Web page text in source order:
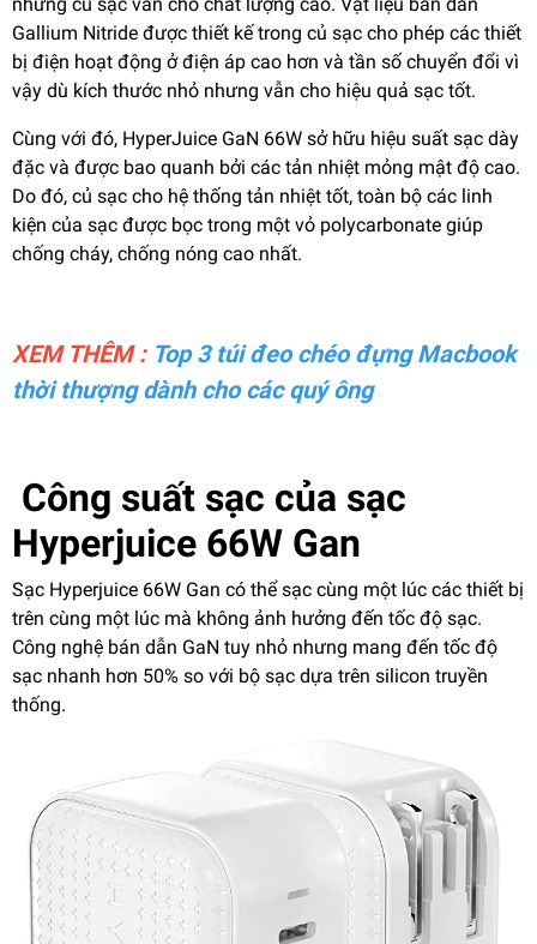
Gallium Nitride được thiết kế trong củ sạc cho phép các thiết
bị điện hoạt động ở điện áp cao hơn và tần số chuyển đổi vì
vậy dù kích thước nhỏ nhưng vẫn cho hiệu quả sạc tốt.
Cùng với đó, HyperJuice GaN 66W sở hữu hiệu suất sạc dày
đặc và được bao quanh bởi các tản nhiệt mỏng mật độ cao.
Do đó, củ sạc cho hệ thống tản nhiệt tốt, toàn bộ các linh
kiện của sạc được bọc trong một vỏ polycarbonate giúp
chống cháy, chống nóng cao nhất.
XEM THÊM : Top 3 túi đeo chéo đựng Macbook
thời thượng dành cho các quý ông
Công suất sạc của sạc
Hyperjuice 66W Gan
Sạc Hyperjuice 66W Gan có thể sạc cùng một lúc các thiết bị
trên cùng một lúc mà không ảnh hưởng đến tốc độ sạc.
Công nghệ bán dẫn GaN tuy nhỏ nhưng mang đến tốc độ
sạc nhanh hơn 50% so với bộ sạc dựa trên silicon truyền
thống.